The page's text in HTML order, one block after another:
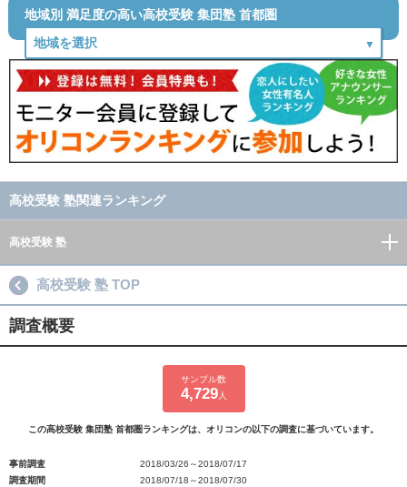
地域別 満足度の高い高校受験 集団塾 首都圏
高校受験 塾関連ランキング
高校受験 塾
高校受験 塾 TOP
調査概要
サンプル数
4,729人
この高校受験 集団塾 首都圏ランキングは、オリコンの以下の調査に基づいています。
事前調査
2018/03/26～2018/07/17
調査期間
2018/07/18～2018/07/30